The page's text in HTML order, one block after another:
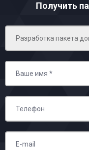
Получить